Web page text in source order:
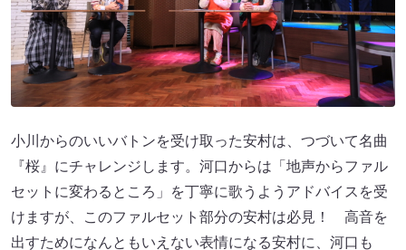
小川からのいいバトンを受け取った安村は、つづいて名曲
『桜』にチャレンジします。河口からは「地声からファル
セットに変わるところ」を丁寧に歌うようアドバイスを受
けますが、このファルセット部分の安村は必見！ 高音を
出すためになんともいえない表情になる安村に、河口も